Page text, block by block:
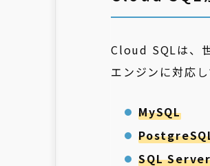
Cloud SQLは、
エンジンに対応し
MySQL
SQL